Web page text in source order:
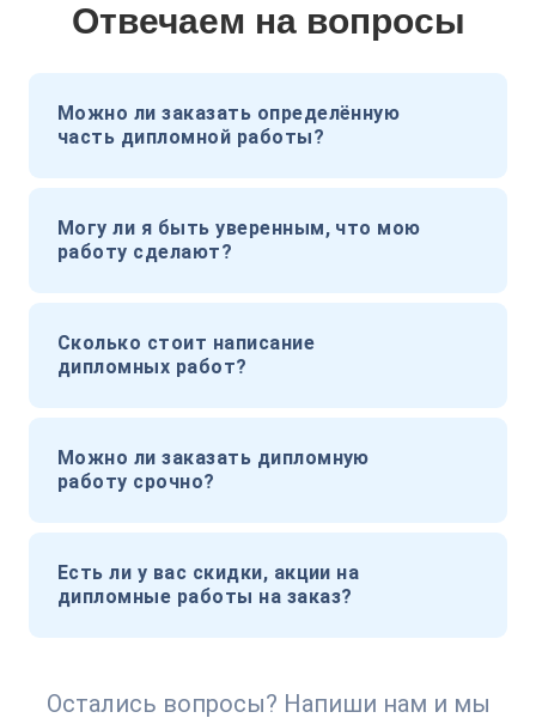
Отвечаем на вопросы
Можно ли заказать определённую
часть дипломной работы?
Могу ли я быть уверенным, что мою
работу сделают?
Сколько стоит написание
дипломных работ?
Можно ли заказать дипломную
работу срочно?
Есть ли у вас скидки, акции на
дипломные работы на заказ?
Остались вопросы? Напиши нам и мы